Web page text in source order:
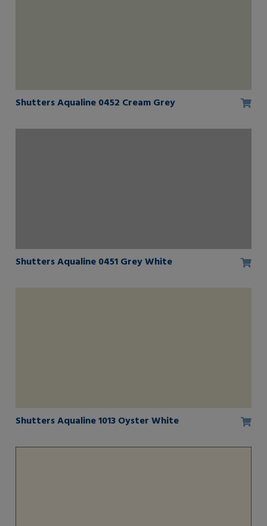
Shutters Aqualine 0452 Cream Grey
Shutters Aqualine 0451 Grey White
Shutters Aqualine 1013 Oyster White